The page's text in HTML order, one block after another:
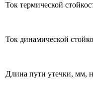
Ток термической
Ток динамической
Длина пути утечки, мм,